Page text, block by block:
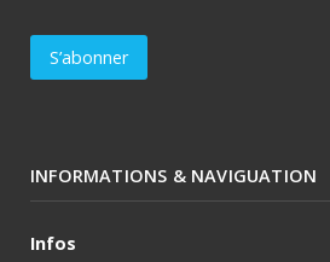
INFORMATIONS & NAVIGUATION
Infos